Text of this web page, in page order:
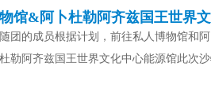
馆&阿卜杜勒阿齐兹国王世界
团的成员根据计划，前往私人博物馆和
勒阿齐兹国王世界文化中心能源馆此次